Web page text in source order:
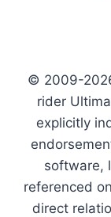
© 2009-
rider
explicitly
software,
referenced
direct